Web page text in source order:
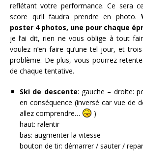
reflétant votre performance. Ce sera
score qu’il faudra prendre en photo.
poster 4 photos, une pour chaque
je l’ai dit, rien ne vous oblige à tout
voulez n’en faire qu’une tel jour, et
problème. De plus, vous pourrez
de chaque tentative.
Ski de descente: gauche – droite:
en conséquence (inversé car vue de
allez comprendre…
)
haut: ralentir
bas: augmenter la vitesse
bouton de tir: démarrer / sauter /